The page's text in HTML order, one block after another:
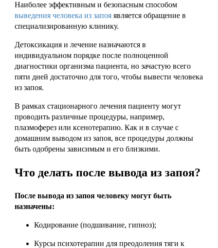
Наиболее эффективным и безопасным способом
выведения человека из запоя является обращение в
специализированную клинику.
Детоксикация и лечение назначаются в
индивидуальном порядке после полноценной
диагностики организма пациента, но зачастую всего
пяти дней достаточно для того, чтобы вывести человека
из запоя.
В рамках стационарного лечения пациенту могут
проводить различные процедуры, например,
плазмоферез или ксенотерапию. Как и в случае с
домашним выводом из запоя, все процедуры должны
быть одобрены зависимым и его близкими.
Что делать после вывода из запоя?
После вывода из запоя человеку могут быть
назначены:
Кодирование (подшивание, гипноз);
Курсы психотерапии для преодоления тяги к